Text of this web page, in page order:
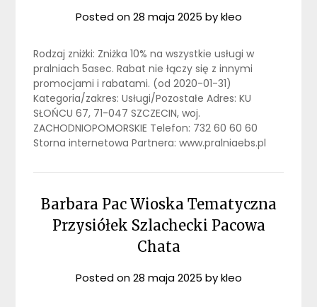
Posted on28 maja 2025 bykleo
Rodzaj zniżki: Zniżka 10% na wszystkie usługi w
pralniach 5asec. Rabat nie łączy się z innymi
promocjami i rabatami. (od 2020-01-31)
Kategoria/zakres: Usługi/Pozostałe Adres: KU
SŁOŃCU 67, 71-047 SZCZECIN, woj.
ZACHODNIOPOMORSKIE Telefon: 732 60 60 60
Storna internetowa Partnera: www.pralniaebs.pl
Barbara Pac Wioska Tematyczna
Przysiółek Szlachecki Pacowa
Chata
Posted on28 maja 2025 bykleo